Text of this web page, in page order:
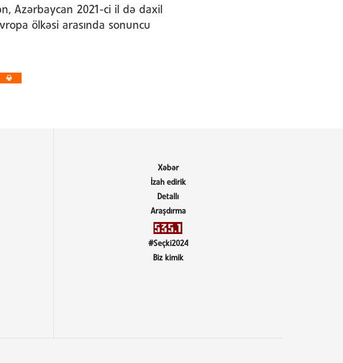
Azərbaycan 2021-ci il də daxil
ölkəsi arasında sonuncu
Xəbər
İzah edirik
Detallı
Araşdırma
#Seçki2024
Biz kimik